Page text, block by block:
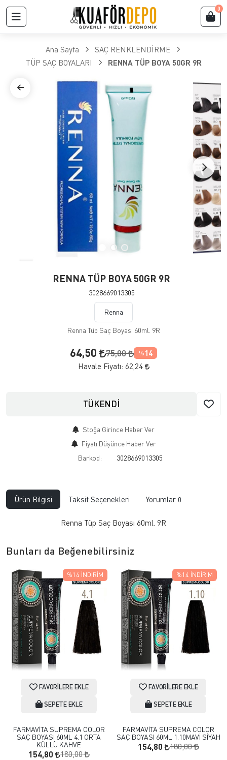
0
Ana Sayfa
SAÇ RENKLENDİRME
TÜP SAÇ BOYALARI
RENNA TÜP BOYA 50GR 9R
RENNA TÜP BOYA 50GR 9R
3028669013305
Renna
Renna Tüp Saç Boyası 60ml. 9R
64,50 75,00 % 14
Havale Fiyatı: 62,24
TÜKENDİ
Stoğa Girince Haber Ver
Fiyatı Düşünce Haber Ver
Barkod:
3028669013305
Ürün Bilgisi Taksit Seçenekleri Yorumlar 0
Renna Tüp Saç Boyası 60ml. 9R
Bunları da Beğenebilirsiniz
FAVORILERE EKLE
SEPETE EKLE
FARMAVİTA SUPREMA COLOR
SAÇ BOYASI 60ML 4.1 ORTA
KÜLLÜ KAHVE
154,80 180,00
%14 İNDIRIM
FAVORILERE EKLE
SEPETE EKLE
FARMAVİTA SUPREMA COLOR
SAÇ BOYASI 60ML 1.10MAVİ SİYAH
154,80 180,00
%14 İNDIRIM